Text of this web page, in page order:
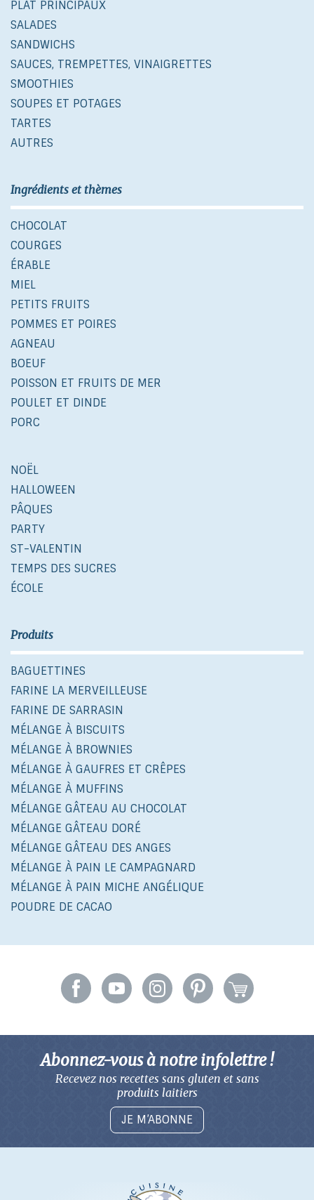
PLAT PRINCIPAUX
SALADES
SANDWICHS
SAUCES, TREMPETTES, VINAIGRETTES
SMOOTHIES
SOUPES ET POTAGES
TARTES
AUTRES
Ingrédients et thèmes
CHOCOLAT
COURGES
ÉRABLE
MIEL
PETITS FRUITS
POMMES ET POIRES
AGNEAU
BOEUF
POISSON ET FRUITS DE MER
POULET ET DINDE
PORC
NOËL
HALLOWEEN
PÂQUES
PARTY
ST-VALENTIN
TEMPS DES SUCRES
ÉCOLE
Produits
BAGUETTINES
FARINE LA MERVEILLEUSE
FARINE DE SARRASIN
MÉLANGE À BISCUITS
MÉLANGE À BROWNIES
MÉLANGE À GAUFRES ET CRÊPES
MÉLANGE À MUFFINS
MÉLANGE GÂTEAU AU CHOCOLAT
MÉLANGE GÂTEAU DORÉ
MÉLANGE GÂTEAU DES ANGES
MÉLANGE À PAIN LE CAMPAGNARD
MÉLANGE À PAIN MICHE ANGÉLIQUE
POUDRE DE CACAO
Abonnez-vous à notre infolettre !
Recevez nos recettes sans gluten et sans
produits laitiers
JE M’ABONNE